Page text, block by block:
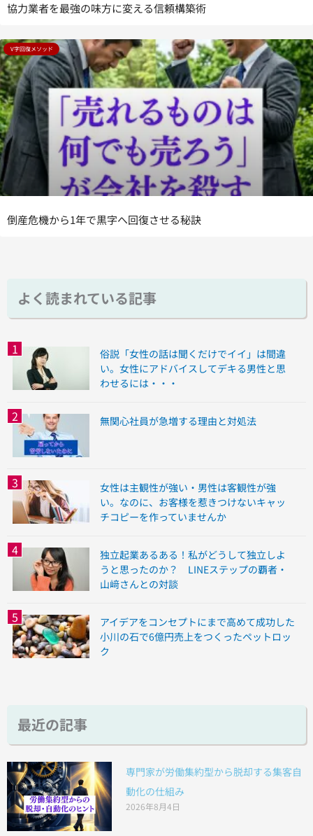
協力業者を最強の味方に変える信頼構築術
V字回復メソッド
倒産危機から1年で黒字へ回復させる秘訣
よく読まれている記事
俗説「女性の話は聞くだけでイイ」は間違
い。女性にアドバイスしてデキる男性と思
わせるには・・・
無関心社員が急増する理由と対処法
女性は主観性が強い・男性は客観性が強
い。なのに、お客様を惹きつけないキャッ
チコピーを作っていませんか
独立起業あるある！私がどうして独立しよ
うと思ったのか？ LINEステップの覇者・
山﨑さんとの対談
アイデアをコンセプトにまで高めて成功した
小川の石で6億円売上をつくったペットロッ
ク
最近の記事
専門家が労働集約型から脱却する集客自
動化の仕組み
2026年8月4日